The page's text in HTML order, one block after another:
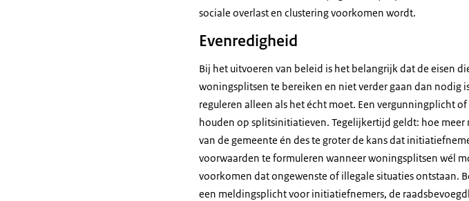
sociale overlast en clustering voorkomen wordt.
Evenredigheid
Bij het uitvoeren van beleid is het belangrijk dat de eisen
woningsplitsen te bereiken en niet verder gaan dan nodig
reguleren alleen als het écht moet. Een vergunningplicht
houden op splitsinitiatieven. Tegelijkertijd geldt: hoe
van de gemeente én des te groter de kans dat
voorwaarden te formuleren wanneer woningsplitsen wél
voorkomen dat ongewenste of illegale situaties ontstaan.
een meldingsplicht voor initiatiefnemers, de